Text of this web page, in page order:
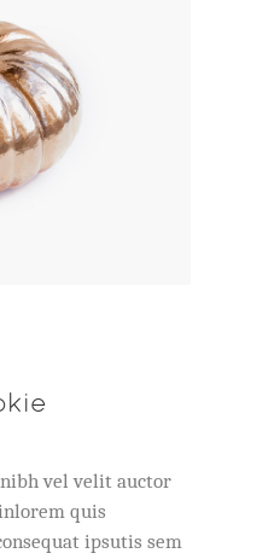
vel velit auctor
quis
ipsutis sem